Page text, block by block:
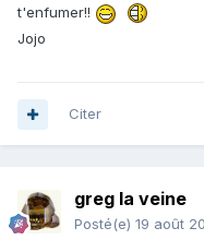
t'enfumer!!
Jojo
Citer
greg la veine
Posté(e) 19 août